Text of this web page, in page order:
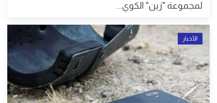
لمجموعة "زين" الكوي...
الأخبار